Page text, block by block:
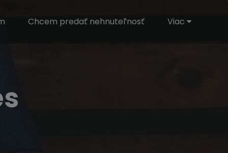
Chcem predať nehnuteľnosť Viac